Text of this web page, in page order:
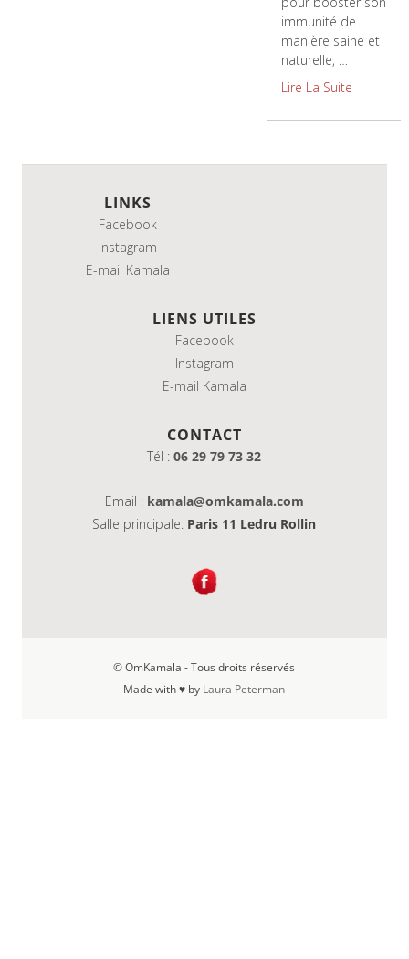
immunité de
manière saine et
naturelle, …
Lire La Suite
LINKS
Facebook
Instagram
E-mail Kamala
LIENS UTILES
Facebook
Instagram
E-mail Kamala
CONTACT
Tél :06 29 79 73 32
Email : kamala@omkamala.com
Salle principale: Paris 11 Ledru Rollin
© OmKamala - Tous droits réservés
Made with ♥ by Laura Peterman